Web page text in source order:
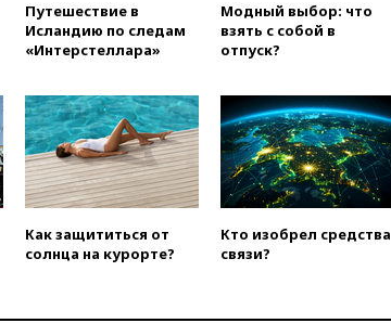
00:25
В Красноярском крае
идут поиски семьи, пропавшей
вчера, 23:30Жителя Нижнего
Тагила арестовали за реакции
в Теlegram
вчера, 22:50Российский
режиссер Кирилл Соколов
снимет триллер для Netflix
вчера, 22:20 Турция призвала
к мораторию на удары по
Путешествие в
Исландию по следам
«Интерстеллара»
Модный выбор: что
взять с собой в
отпуск?
Как защититься от
солнца на курорте?
Кто изобрел средства
связи?